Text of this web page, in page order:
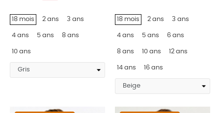
18 mois 2 ans 3 ans
4 ans 5 ans 8 ans
10 ans
18 mois 2 ans 3 ans
4 ans 5 ans 6 ans
8 ans 10 ans 12 ans
14 ans 16 ans